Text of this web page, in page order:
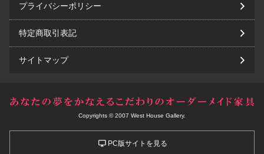
プライバシーポリシー
特定商取引表記
サイトマップ
Copyrights © 2007 West House Gallery.
PC版サイトを見る